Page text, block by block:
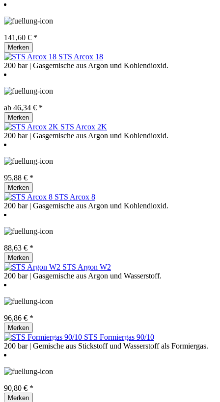
141,60 € *
Merken
STS Arcox 18
200 bar | Gasgemische aus Argon und Kohlendioxid.
ab 46,34 € *
Merken
STS Arcox 2K
200 bar | Gasgemische aus Argon und Kohlendioxid.
95,88 € *
Merken
STS Arcox 8
200 bar | Gasgemische aus Argon und Kohlendioxid.
88,63 € *
Merken
STS Argon W2
200 bar | Gasgemische aus Argon und Wasserstoff.
96,86 € *
Merken
STS Formiergas 90/10
200 bar | Gemische aus Stickstoff und Wasserstoff als Formiergas.
90,80 € *
Merken